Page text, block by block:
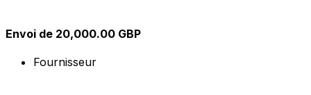
Envoi de 20,000.00 GBP
Fournisseur